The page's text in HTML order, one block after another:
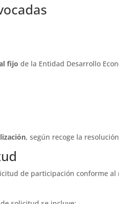
fijo de la Entidad Desarrollo
, según recoge la
de participación conforme